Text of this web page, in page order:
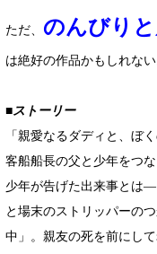
ただ、 のんびり
は絶好の作品かもしれない
■ストーリー
「親愛なるダディと、ぼ
客船船長の父と少年をつ
少年が告げた出来事とは
と場末のストリッパーの
中」。親友の死を前にし